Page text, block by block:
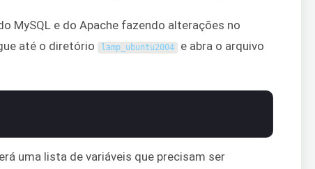
MySQL e do Apache fazendo alterações no
até o diretório lamp_ubuntu2004 e abra o arquivo
uma lista de variáveis que precisam ser